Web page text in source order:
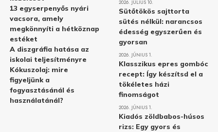
13 egyserpenyős nyári
vacsora, amely
megkönnyíti a hétköznap
estéket
A diszgráfia hatása az
iskolai teljesítményre
Kókuszolaj: mire
figyeljünk a
fogyasztásánál és
használatánál?
2026. JÚLIUS 10.
Sütőtökös sajttorta
sütés nélkül: narancsos
édesség egyszerűen és
gyorsan
2026. JÚNIUS 1.
Klasszikus epres gombóc
recept: Így készítsd el a
tökéletes házi
finomságot
2026. JÚNIUS 1.
Kiadós zöldbabos-húsos
rizs: Egy gyors és